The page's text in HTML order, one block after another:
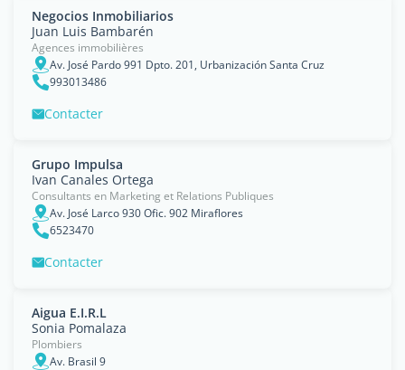
Negocios Inmobiliarios
Juan Luis Bambarén
Agences immobilières
Av. José Pardo 991 Dpto. 201, Urbanización Santa Cruz
993013486
Contacter
Grupo Impulsa
Ivan Canales Ortega
Consultants en Marketing et Relations Publiques
Av. José Larco 930 Ofic. 902 Miraflores
6523470
Contacter
Aigua E.I.R.L
Sonia Pomalaza
Plombiers
Av. Brasil 9